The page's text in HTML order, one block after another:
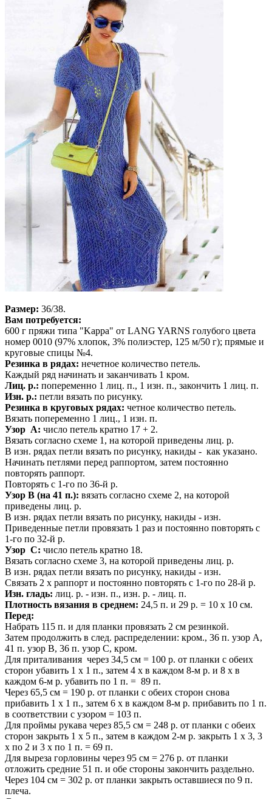
Размер: 36/38.
Вам потребуется:
600 г пряжи типа "Kappa" от LANG YARNS голубого цвета
номер 0010 (97% хлопок, 3% полиэстер, 125 м/50 г); прямые и
круговые спицы №4.
Резинка в рядах: нечетное количество петель.
Каждый ряд начинать и заканчивать 1 кром.
Лиц. р.: попеременно 1 лиц. п., 1 изн. п., закончить 1 лиц. п.
Изн. р.: петли вязать по рисунку.
Резинка в круговых рядах: четное количество петель.
Вязать попеременно 1 лиц., 1 изн. п.
Узор А: число петель кратно 17 + 2.
Вязать согласно схеме 1, на которой приведены лиц. р.
В изн. рядах петли вязать по рисунку, накиды - как указано.
Начинать петлями перед раппортом, затем постоянно
повторять раппорт.
Повторять с 1-го по 36-й р.
Узор В (на 41 п.): вязать согласно схеме 2, на которой
приведены лиц. р.
В изн. рядах петли вязать по рисунку, накиды - изн.
Приведенные петли провязать 1 раз и постоянно повторять с
1-го по 32-й р.
Узор С: число петель кратно 18.
Вязать согласно схеме 3, на которой приведены лиц. р.
В изн. рядах петли вязать по рисунку, накиды - изн.
Связать 2 х раппорт и постоянно повторять с 1-го по 28-й р.
Изн. гладь: лиц. р. - изн. п., изн. р. - лиц. п.
Плотность вязания в среднем: 24,5 п. и 29 р. = 10 х 10 см.
Перед:
Набрать 115 п. и для планки провязать 2 см резинкой.
Затем продолжить в след. распределении: кром., 36 п. узор А,
41 п. узор В, 36 п. узор С, кром.
Для приталивания через 34,5 см = 100 р. от планки с обеих
сторон убавить 1 х 1 п., затем 4 х в каждом 8-м р. и 8 x в
каждом 6-м р. убавить по 1 п. = 89 п.
Через 65,5 см = 190 р. от планки с обеих сторон снова
прибавить 1 х 1 п., затем 6 х в каждом 8-м р. прибавить по 1 п.
в соответствии с узором = 103 п.
Для проймы рукава через 85,5 см = 248 р. от планки с обеих
сторон закрыть 1 х 5 п., затем в каждом 2-м р. закрыть 1 x 3, 3
x по 2 и 3 x по 1 п. = 69 п.
Для выреза горловины через 95 см = 276 р. от планки
отложить средние 51 п. и обе стороны закончить раздельно.
Через 104 см = 302 р. от планки закрыть оставшиеся по 9 п.
плеча.